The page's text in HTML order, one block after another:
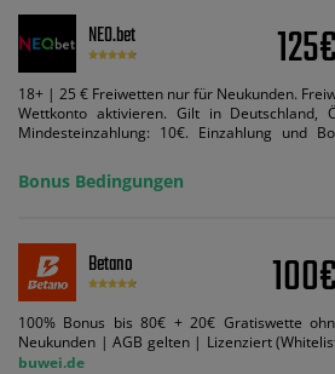
NEO.bet 125€
18+ | 25 € Freiwetten nur für Neukunden.
Wettkonto aktivieren. Gilt in Deutschland,
Mindesteinzahlung: 10€. Einzahlung und
Bedingungen können geändert werden.
Suchtrisiken: buwei.de.
Bonus Bedingungen
Betano 100€
100% Bonus bis 80€ + 20€ Gratiswette
Neukunden | AGB gelten | Lizenziert
buwei.de